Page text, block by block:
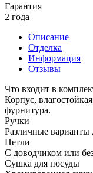
Гарантия
2 года
Описание
Отделка
Информация
Отзывы
Что входит в
Корпус,
фурнитура.
Ручки
Различные варианты
Петли
С доводчиком или
Сушка для посуды